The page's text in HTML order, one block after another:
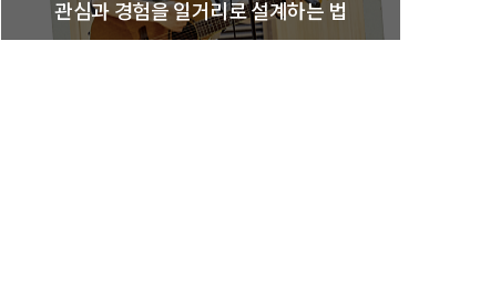
관심과 경험을 일거리로 설계하는 법